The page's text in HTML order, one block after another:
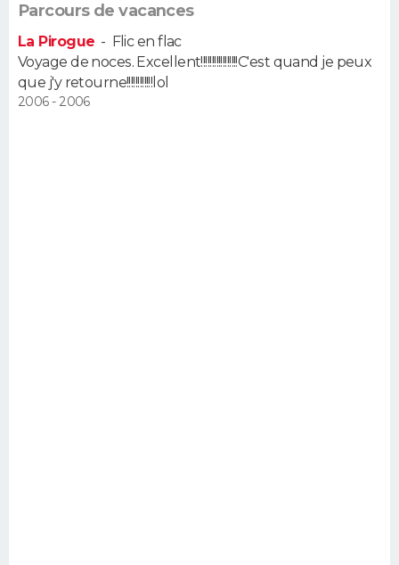
Parcours de vacances
La Pirogue - Flic en flac
Voyage de noces. Excellent!!!!!!!!!!!!!!!!!C'est quand je peux
que j'y retourne!!!!!!!!!!!!lol
2006 - 2006